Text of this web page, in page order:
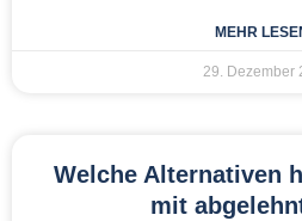
MEHR
29. Dezember
Welche Alternativen
mit